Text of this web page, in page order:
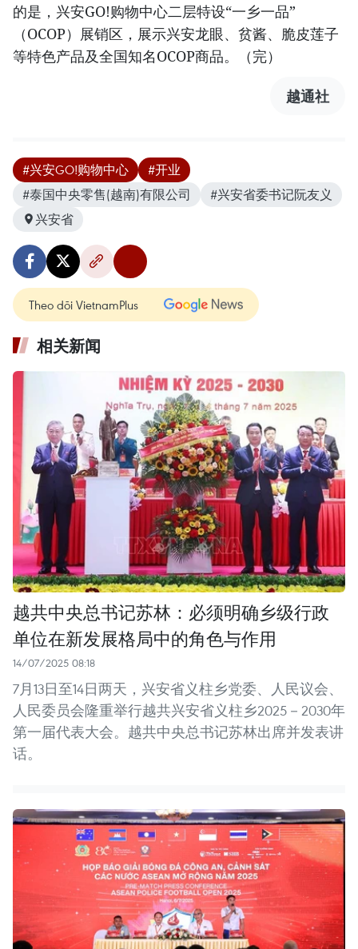
的是，兴安GO!购物中心二层特设“一乡一品”
（OCOP）展销区，展示兴安龙眼、贫酱、脆皮莲子
等特色产品及全国知名OCOP商品。（完）
越通社
#兴安GO!购物中心
#开业
#泰国中央零售(越南)有限公司
#兴安省委书记阮友义
兴安省
Theo dõi VietnamPlus
相关新闻
越共中央总书记苏林：必须明确乡级行政
单位在新发展格局中的角色与作用
14/07/2025 08:18
7月13日至14日两天，兴安省义柱乡党委、人民议会、
人民委员会隆重举行越共兴安省义柱乡2025－2030年
第一届代表大会。越共中央总书记苏林出席并发表讲
话。